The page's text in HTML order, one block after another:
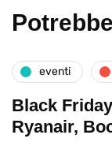
eventi
Black
Ryanair,